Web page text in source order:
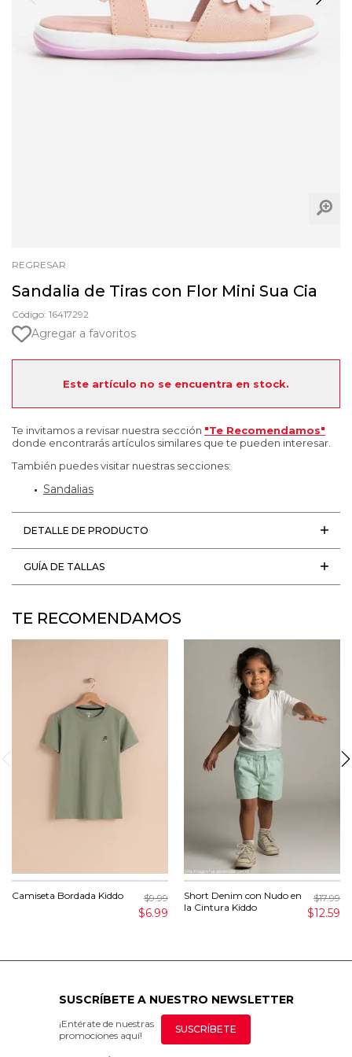
REGRESAR
Sandalia de Tiras con Flor Mini Sua Cia
Código: 16417292
Agregar a favoritos
Este artículo no se encuentra en stock.
Te invitamos a revisar nuestra sección "Te Recomendamos"
donde encontrarás artículos similares que te pueden interesar.
También puedes visitar nuestras secciones:
Sandalias
DETALLE DE PRODUCTO
GUÍA DE TALLAS
TE RECOMENDAMOS
Camiseta Bordada Kiddo $9.99
$6.99
Short Denim con Nudo en
la Cintura Kiddo
$17.99
$12.59
SUSCRÍBETE A NUESTRO NEWSLETTER
¡Entérate de nuestras
promociones aquí!
SUSCRÍBETE